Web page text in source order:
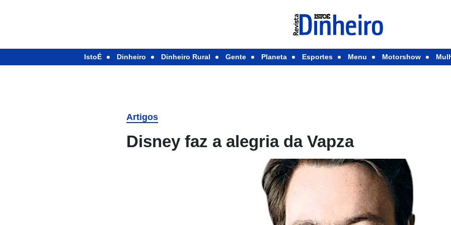
IstoÉ Dinheiro Dinheiro Rural Gente Planeta Esportes Menu Motorshow
Artigos
Disney faz a alegria da Vapza